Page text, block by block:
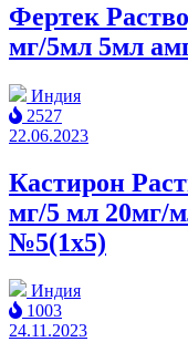
Фертек
мг/5мл 5мл
Индия
2527
22.06.2023
Кастирон
мг/5 мл 20мг/
№5(1x5)
Индия
1003
24.11.2023